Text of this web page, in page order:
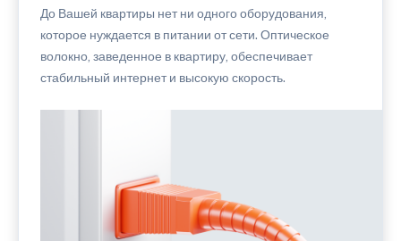
До Вашей квартиры нет ни одного оборудования,
которое нуждается в питании от сети. Оптическое
волокно, заведенное в квартиру, обеспечивает
стабильный интернет и высокую скорость.